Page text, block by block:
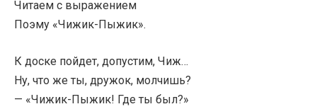
Читаем с выражением
Поэму «Чижик-Пыжик».
К доске пойдет, допустим, Чиж…
Ну, что же ты, дружок, молчишь?
— «Чижик-Пыжик! Где ты был?»